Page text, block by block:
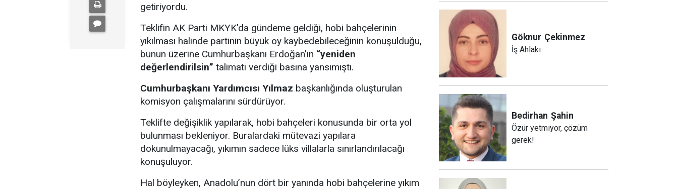
getiriyordu.
Teklifin AK Parti MKYK’da gündeme geldiği, hobi bahçelerinin
yıkılması halinde partinin büyük oy kaybedebileceğinin konuşulduğu,
bunun üzerine Cumhurbaşkanı Erdoğan’ın “yeniden
değerlendirilsin” talimatı verdiği basına yansımıştı.
Cumhurbaşkanı Yardımcısı Yılmaz başkanlığında oluşturulan
komisyon çalışmalarını sürdürüyor.
Teklifte değişiklik yapılarak, hobi bahçeleri konusunda bir orta yol
bulunması bekleniyor. Buralardaki mütevazi yapılara
dokunulmayacağı, yıkımın sadece lüks villalarla sınırlandırılacağı
konuşuluyor.
Hal böyleyken, Anadolu’nun dört bir yanında hobi bahçelerine yıkım
Göknur Çekinmez
İş Ahlakı
Bedirhan Şahin
Özür yetmiyor, çözüm
gerek!